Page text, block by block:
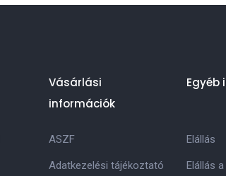
Vásárlási
információk
ASZF
Adatkezelési tájékoztató
Egyéb
Elállás
Elállás